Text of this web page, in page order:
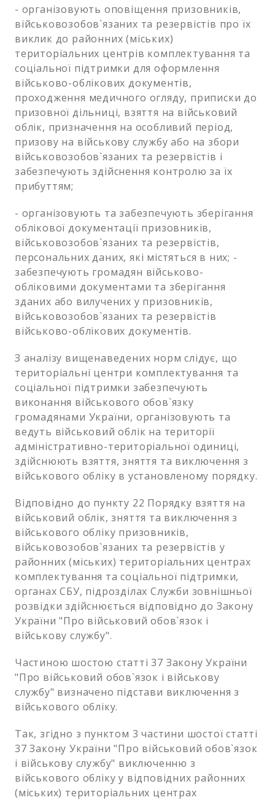
- організовують оповіщення призовників,
військовозобов`язаних та резервістів про їх
виклик до районних (міських)
територіальних центрів комплектування та
соціальної підтримки для оформлення
військово-облікових документів,
проходження медичного огляду, приписки до
призовної дільниці, взяття на військовий
облік, призначення на особливий період,
призову на військову службу або на збори
військовозобов`язаних та резервістів і
забезпечують здійснення контролю за їх
прибуттям;
- організовують та забезпечують зберігання
облікової документації призовників,
військовозобов`язаних та резервістів,
персональних даних, які містяться в них; -
забезпечують громадян військово-
обліковими документами та зберігання
зданих або вилучених у призовників,
військовозобов`язаних та резервістів
військово-облікових документів.
З аналізу вищенаведених норм слідує, що
територіальні центри комплектування та
соціальної підтримки забезпечують
виконання військового обов`язку
громадянами України, організовують та
ведуть військовий облік на території
адміністративно-територіальної одиниці,
здійснюють взяття, зняття та виключення з
військового обліку в установленому порядку.
Відповідно до пункту 22 Порядку взяття на
військовий облік, зняття та виключення з
військового обліку призовників,
військовозобов`язаних та резервістів у
районних (міських) територіальних центрах
комплектування та соціальної підтримки,
органах СБУ, підрозділах Служби зовнішньої
розвідки здійснюється відповідно до Закону
України "Про військовий обов`язок і
військову службу".
Частиною шостою статті 37 Закону України
"Про військовий обов`язок і військову
службу" визначено підстави виключення з
військового обліку.
Так, згідно з пунктом 3 частини шостої статті
37 Закону України "Про військовий обов`язок
і військову службу" виключенню з
військового обліку у відповідних районних
(міських) територіальних центрах